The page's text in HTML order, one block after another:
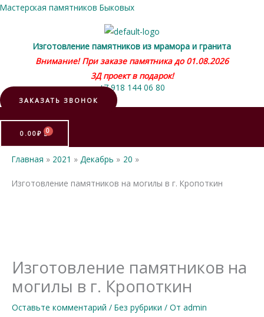
Мастерская памятников Быковых
Изготовление памятников из мрамора и гранита
Внимание! При заказе памятника до 01.08.2026
3Д проект в подарок!
+7 918 144 06 80
ЗАКАЗАТЬ ЗВОНОК
Меню
0.00₽
Главная 2021 Декабрь 20
Изготовление памятников на могилы в г. Кропоткин
Изготовление памятников на
могилы в г. Кропоткин
Оставьте комментарий / Без рубрики / От admin